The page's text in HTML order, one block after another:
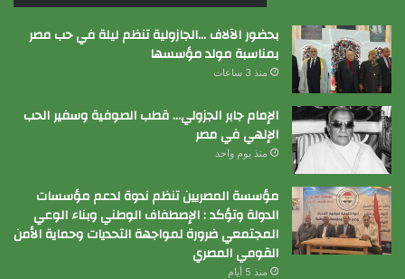
بحضور الآلاف …الجازولية تنظم ليلة في حب مصر
بمناسبة مولد مؤسسها
منذ 3 ساعات
الإمام جابر الجزولي… قطب الصوفية وسفير الحب
الإلهي في مصر
منذ يوم واحد
مؤسسة المصريين تنظم ندوة لدعم مؤسسات
الدولة وتؤكد : الإصطفاف الوطني وبناء الوعي
المجتمعي ضرورة لمواجهة التحديات وحماية الأمن
القومي المصري
منذ 5 أيام